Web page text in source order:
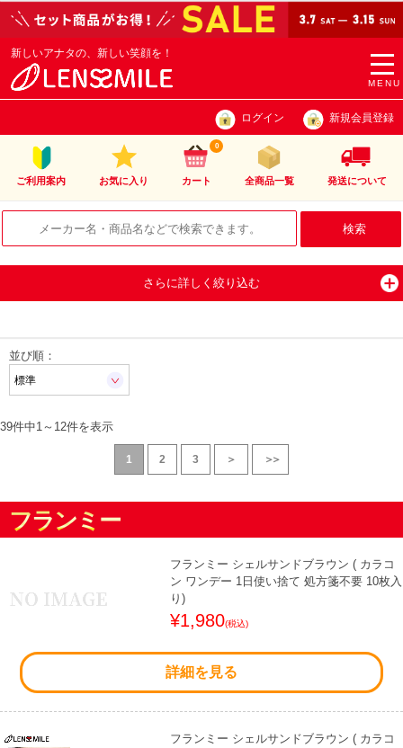
MENU
新しいアナタの、新しい笑顔を！
ログイン 新規会員登録
ご利用案内 お気に入り カート
0
全商品一覧 発送について
さらに詳しく絞り込む
並び順：
39件中1 ～ 12件を表示
1 2 3 ＞ ＞＞
フランミー
フランミー シェルサンドブラウン ( カラコ
ン ワンデー 1日使い捨て 処方箋不要 10枚入
り)
¥1,980(税込)
詳細を見る
フランミー シェルサンドブラウン ( カラコ